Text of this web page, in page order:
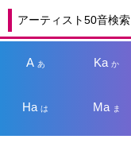
アーティスト50音検索
A あ Kaか
Haは Ma ま